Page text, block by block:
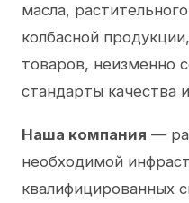
масла,
колбасной
товаров, неизменно
стандарты качества
Наша компания —
необходимой
квалифицированных